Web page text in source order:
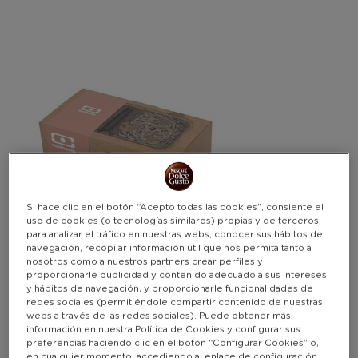
successfully!
Si hace clic en el botón “Acepto todas las cookies”, consiente el
uso de cookies (o tecnologías similares) propias y de terceros
para analizar el tráfico en nuestras webs, conocer sus hábitos de
navegación, recopilar información útil que nos permita tanto a
nosotros como a nuestros partners crear perfiles y
proporcionarle publicidad y contenido adecuado a sus intereses
y hábitos de navegación, y proporcionarle funcionalidades de
redes sociales (permitiéndole compartir contenido de nuestras
webs a través de las redes sociales). Puede obtener más
información en nuestra Política de Cookies y configurar sus
preferencias haciendo clic en el botón “Configurar Cookies” o,